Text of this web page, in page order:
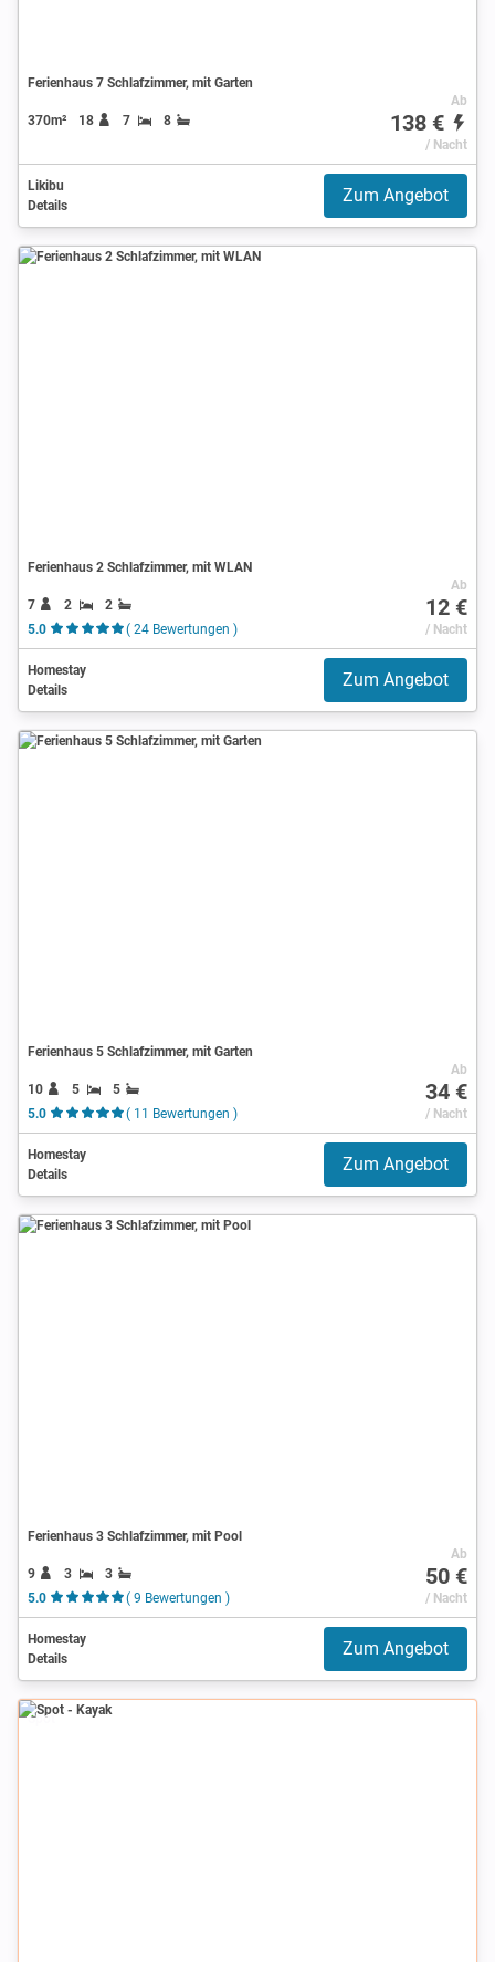
Ferienhaus 7 Schlafzimmer, mit Garten
370m² 18 7 8
Ab
138 €
/ Nacht
Likibu
Details
Zum Angebot
Ferienhaus 2 Schlafzimmer, mit WLAN
7 2
2
5.0
( 24 Bewertungen )
Ab
12 €
/ Nacht
Homestay
Details
Zum Angebot
Ferienhaus 5 Schlafzimmer, mit Garten
10 5
5
5.0
( 11 Bewertungen )
Ab
34 €
/ Nacht
Homestay
Details
Zum Angebot
Ferienhaus 3 Schlafzimmer, mit Pool
9 3
3
5.0
( 9 Bewertungen )
Ab
50 €
/ Nacht
Homestay
Details
Zum Angebot
Spot